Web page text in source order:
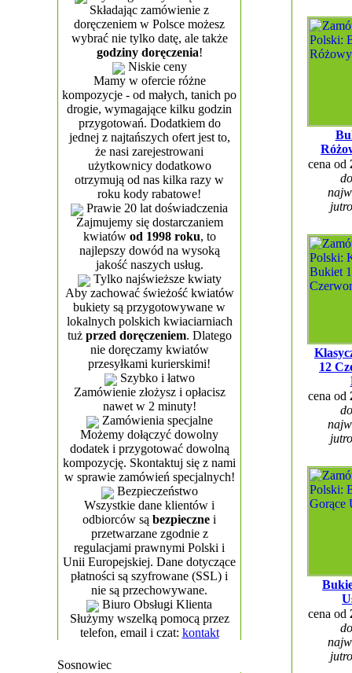
Składając zamówienie z
doręczeniem w Polsce możesz
wybrać nie tylko datę, ale także
godziny doręczenia!
Niskie ceny
Mamy w ofercie różne
kompozycje - od małych, tanich po
drogie, wymagające kilku godzin
przygotowań. Dodatkiem do
jednej z najtańszych ofert jest to,
że nasi zarejestrowani
użytkownicy dodatkowo
otrzymują od nas kilka razy w
roku kody rabatowe!
Prawie 20 lat doświadczenia
Zajmujemy się dostarczaniem
kwiatów od 1998 roku, to
najlepszy dowód na wysoką
jakość naszych usług.
Tylko najświeższe kwiaty
Aby zachować świeżość kwiatów
bukiety są przygotowywane w
lokalnych polskich kwiaciarniach
tuż przed doręczeniem. Dlatego
nie doręczamy kwiatów
przesyłkami kurierskimi!
Szybko i łatwo
Zamówienie złożysz i opłacisz
nawet w 2 minuty!
Zamówienia specjalne
Możemy dołączyć dowolny
dodatek i przygotować dowolną
kompozycję. Skontaktuj się z nami
w sprawie zamówień specjalnych!
Bezpieczeństwo
Wszystkie dane klientów i
odbiorców są bezpieczne i
przetwarzane zgodnie z
regulacjami prawnymi Polski i
Unii Europejskiej. Dane dotyczące
płatności są szyfrowane (SSL) i
nie są przechowywane.
Biuro Obsługi Klienta
Służymy wszelką pomocą przez
telefon, email i czat: kontakt
Sosnowiec
cena od
12
cena od
cena od